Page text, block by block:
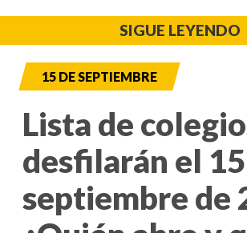
SIGUE LEYENDO
15 DE SEPTIEMBRE
Lista de
desfilarán el
septiembre de